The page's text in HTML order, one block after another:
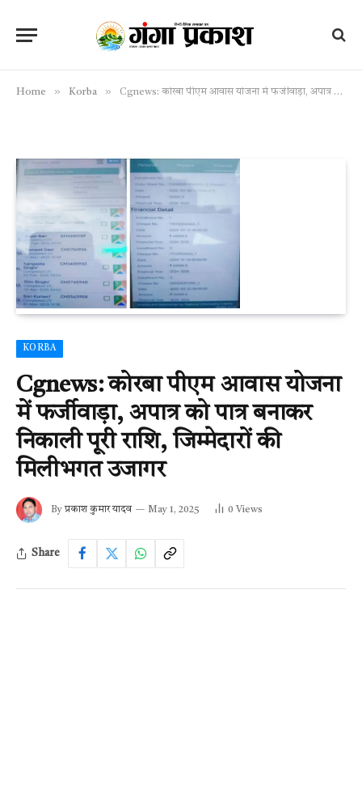
Home » Korba » Cgnews: कोरबा पीएम आवास योजना में फर्जीवाड़ा, अपात्र को पात्र बनाकर निकाली पूरी राशि, जिम्मेदारों की मिलीभगत उजागर
KORBA
Cgnews: कोरबा पीएम आवास योजना
में फर्जीवाड़ा, अपात्र को पात्र बनाकर
निकाली पूरी राशि, जिम्मेदारों की
मिलीभगत उजागर
By प्रकाश कुमार यादव May 1, 2025 0 Views
Share